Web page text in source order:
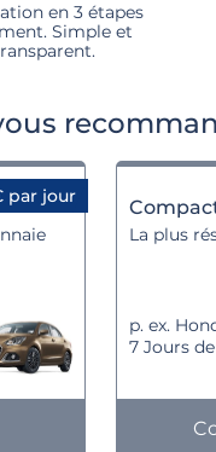
en 3 étapes
Simple et
par jour
La plus
p. ex.
7 Jours